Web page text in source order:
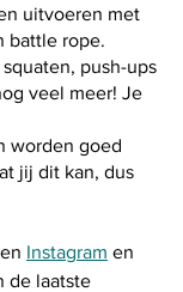
uitvoeren met
battle rope.
push-ups
veel meer! Je
worden goed
jij dit kan, dus
en Instagram en
de laatste